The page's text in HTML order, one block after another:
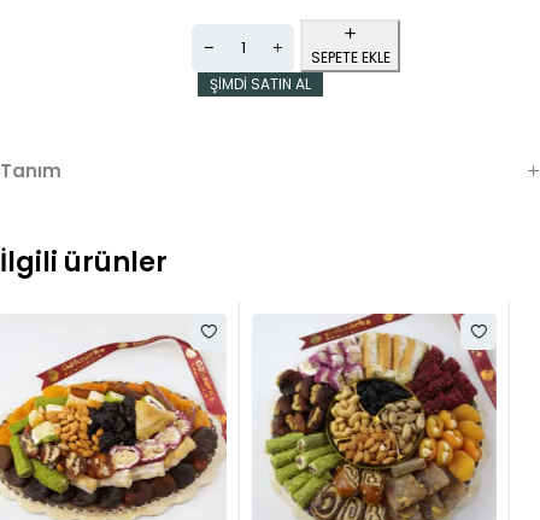
SEPETE EKLE
ŞIMDI SATIN AL
Tanım
İlgili ürünler